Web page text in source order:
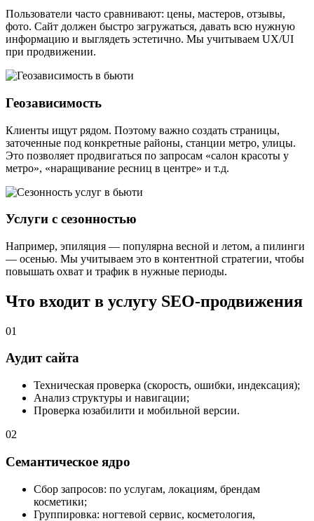
Пользователи часто сравнивают: цены, мастеров, отзывы,
фото. Сайт должен быстро загружаться, давать всю нужную
информацию и выглядеть эстетично. Мы учитываем UX/UI
при продвижении.
Геозависимость
Клиенты ищут рядом. Поэтому важно создать страницы,
заточенные под конкретные районы, станции метро, улицы.
Это позволяет продвигаться по запросам «салон красоты у
метро», «наращивание ресниц в центре» и т.д.
Услуги с сезонностью
Например, эпиляция — популярна весной и летом, а пилинги
— осенью. Мы учитываем это в контентной стратегии, чтобы
повышать охват и трафик в нужные периоды.
Что входит в услугу SEO-продвижения
01
Аудит сайта
Техническая проверка (скорость, ошибки, индексация);
Анализ структуры и навигации;
Проверка юзабилити и мобильной версии.
02
Семантическое ядро
Сбор запросов: по услугам, локациям, брендам
косметики;
Группировка: ногтевой сервис, косметология,